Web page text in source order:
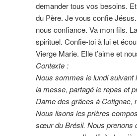
demander tous vos besoins.
du Père. Je vous confie
nous confiance. Va mon fils.
spirituel. Confie-toi à lui et
Vierge Marie. Elle t’aime et
Contexte :
Nous sommes le lundi suivant
la messe, partagé le repas et
Dame des grâces à Cotignac,
Nous lisons les prières
sœur du Brésil. Nous prenons